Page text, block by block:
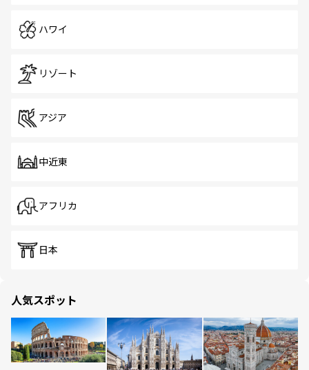
ハワイ
リゾート
アジア
中近東
アフリカ
日本
人気スポット